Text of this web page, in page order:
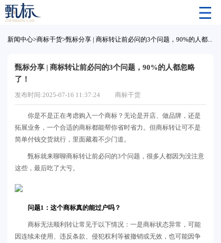
新闻中心>商标干货> 甄标分享 | 商标转让前必问的3个问题，90%的人都忽略了！
甄标分享 | 商标转让前必问的3个问题，90%的人都忽略
了！
发布时间:2025-07-16 11:37:24 商标干货
你是不是正在考虑购入一个商标？无论是开店、做品牌，还是
拓展业务，一个合适的商标都能帮你省时省力。但商标转让可不是
简单付钱交货就行，里面藏着不少门道。
甄标就来聊聊商标转让前必问的3个问题，很多人都因为没注意
这些，最后吃了大亏。
问题1：这个商标真的能过户吗？
商标无法顺利转让常见于以下情况：一是商标状态异常，可能
因连续未使用、违反条款、侵犯权利等被撤销或无效，也可能因争